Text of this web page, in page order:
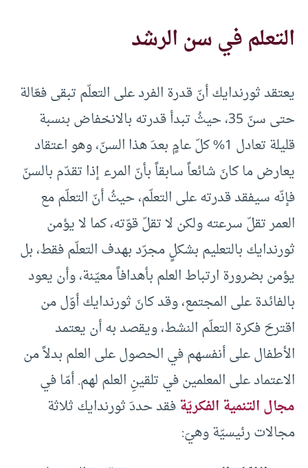
التعلم في سن الرشد
يعتقد ثورندايك أنّ قدرة الفرد على التعلّم تبقى فعّالة
حتى سنّ 35، حيثُ تبدأ قدرته بالانخفاض بنسبة
قليلة تعادل 1% كلّ عامٍ بعدَ هذا السنّ، وهو اعتقاد
يعارض ما كانَ شائعاً سابقاً بأنّ المرء إذا تقدّم بالسنّ
فإنّه سيفقد قدرته على التعلّم، حيثُ أنّ التعلّم مع
العمر تقلّ سرعته ولكن لا تقلّ قوّته، كما لا يؤمن
ثورندايك بالتعليم بشكلٍ مجرّد بهدف التعلّم فقط، بل
يؤمن بضرورة ارتباط العلم بأهدافاً معيّنة، وأن يعود
بالفائدة على المجتمع، وقد كانَ ثورندايك أوّل من
اقترحَ فكرة التعلّم النشط، ويقصد به أن يعتمد
الأطفال على أنفسهم في الحصول على العلم بدلاً من
الاعتماد على المعلمين في تلقينِ العلم لهم. أمّا في
مجال التنمية الفكريّةفقد حددَ ثورندايك ثلاثة
مجالات رئيسيّة وهيَ: